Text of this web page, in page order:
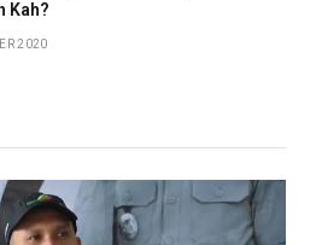
Kah?
2020